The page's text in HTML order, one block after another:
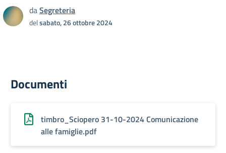
daSegreteria
delsabato, 26 ottobre 2024
Documenti
timbro_Sciopero 31-10-2024 Comunicazione
alle famiglie.pdf